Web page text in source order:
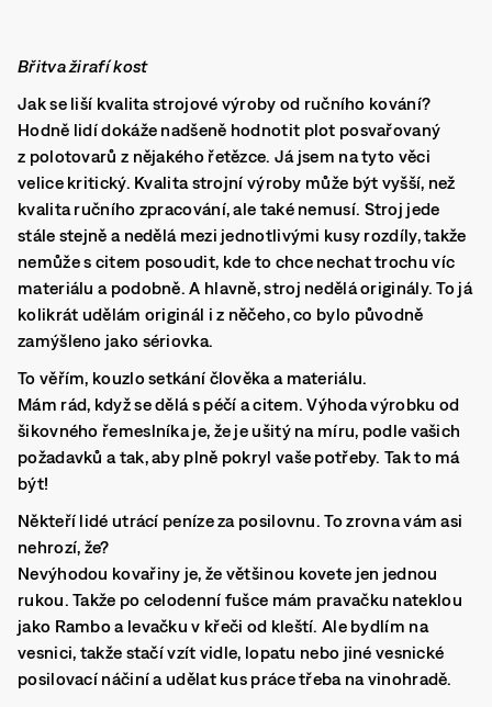
Břitva žirafí kost
Jak se liší kvalita strojové výroby od ručního kování?
Hodně lidí dokáže nadšeně hodnotit plot posvařovaný
z polotovarů z nějakého řetězce. Já jsem na tyto věci
velice kritický. Kvalita strojní výroby může být vyšší, než
kvalita ručního zpracování, ale také nemusí. Stroj jede
stále stejně a nedělá mezi jednotlivými kusy rozdíly, takže
nemůže s citem posoudit, kde to chce nechat trochu víc
materiálu a podobně. A hlavně, stroj nedělá originály. To já
kolikrát udělám originál i z něčeho, co bylo původně
zamýšleno jako sériovka.
To věřím, kouzlo setkání člověka a materiálu.
Mám rád, když se dělá s péčí a citem. Výhoda výrobku od
šikovného řemeslníka je, že je ušitý na míru, podle vašich
požadavků a tak, aby plně pokryl vaše potřeby. Tak to má
být!
Někteří lidé utrácí peníze za posilovnu. To zrovna vám asi
nehrozí, že?
Nevýhodou kovařiny je, že většinou kovete jen jednou
rukou. Takže po celodenní fušce mám pravačku nateklou
jako Rambo a levačku v křeči od kleští. Ale bydlím na
vesnici, takže stačí vzít vidle, lopatu nebo jiné vesnické
posilovací náčiní a udělat kus práce třeba na vinohradě.